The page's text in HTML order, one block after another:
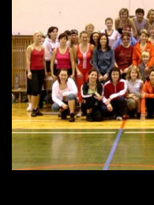
FORMY CVIČENÍ
VÝŽIVOVÉ PORADENSTVÍ
FITNESS TRÉNINK